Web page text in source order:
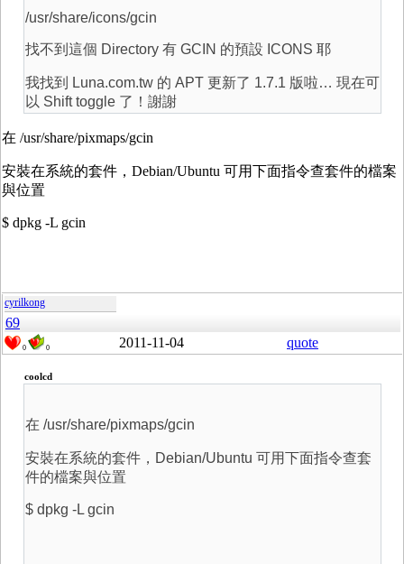
/usr/share/icons/gcin
找不到這個 Directory 有 GCIN 的預設 ICONS 耶
我找到 Luna.com.tw 的 APT 更新了 1.7.1 版啦… 現在可
以 Shift toggle 了！謝謝
在 /usr/share/pixmaps/gcin
安裝在系統的套件，Debian/Ubuntu 可用下面指令查套件的檔案
與位置
$ dpkg -L gcin
cyrilkong
69
0 0 2011-11-04 quote
coolcd
在 /usr/share/pixmaps/gcin
安裝在系統的套件，Debian/Ubuntu 可用下面指令查套
件的檔案與位置
$ dpkg -L gcin